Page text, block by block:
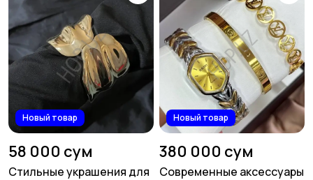
Новый товар
58 000 сум
Стильные украшения для
Новый товар
380 000 сум
Современные аксессуары